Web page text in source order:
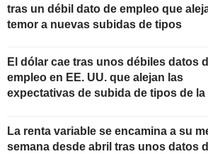
tras un débil dato de empleo que
temor a nuevas subidas de tipos
El dólar cae tras unos débiles datos
empleo en EE. UU. que alejan las
expectativas de subida de tipos de la
La renta variable se encamina a su
semana desde abril tras unos datos